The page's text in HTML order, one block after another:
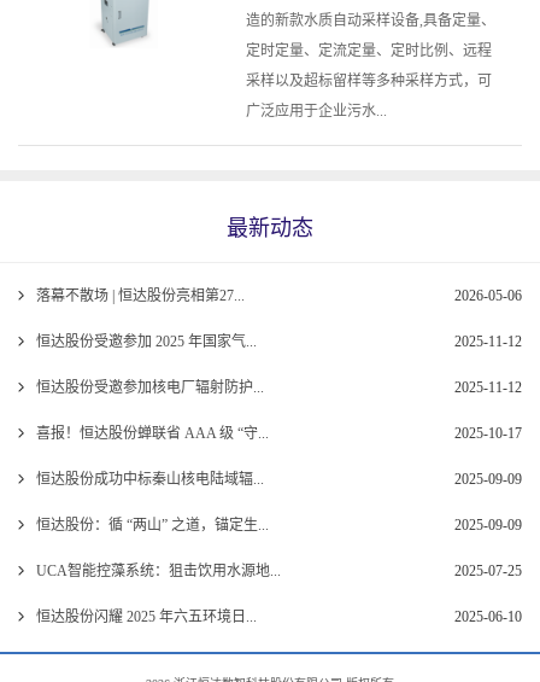
造的新款水质自动采样设备,具备定量、
定时定量、定流定量、定时比例、远程
采样以及超标留样等多种采样方式，可
广泛应用于企业污水...
最新动态
落幕不散场 | 恒达股份亮相第27... 2026-05-06
恒达股份受邀参加 2025 年国家气... 2025-11-12
恒达股份受邀参加核电厂辐射防护... 2025-11-12
喜报！恒达股份蝉联省 AAA 级 “守... 2025-10-17
恒达股份成功中标秦山核电陆域辐... 2025-09-09
恒达股份：循 “两山” 之道，锚定生... 2025-09-09
UCA智能控藻系统：狙击饮用水源地... 2025-07-25
恒达股份闪耀 2025 年六五环境日... 2025-06-10